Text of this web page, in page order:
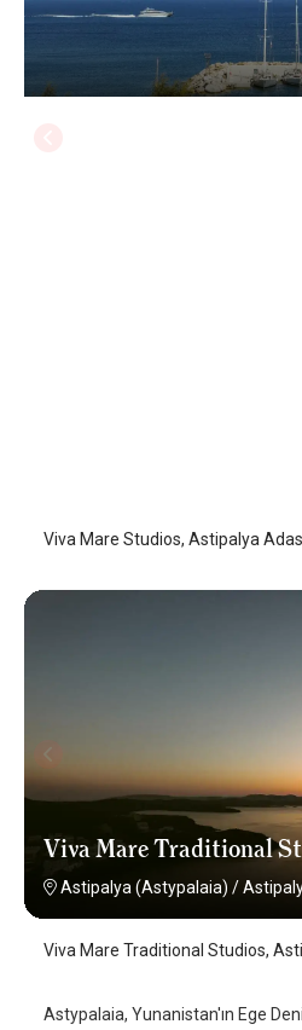
Viva Mare Studios, Astipalya
Viva Mare Traditional
Astipalya (Astypalaia) /
Viva Mare Traditional Studios,
Astypalaia, Yunanistan'ın Ege